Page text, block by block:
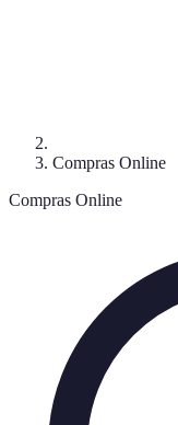
Compras Online
Compras Online